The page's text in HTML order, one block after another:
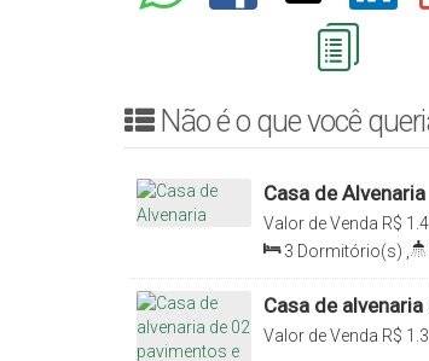
Não é o que você
Casa de Alvenaria
R$
Valor de Venda
Progresso, Rio do
3 Dormitório(s)
Casa de
acabamento! R$
Valor de Venda